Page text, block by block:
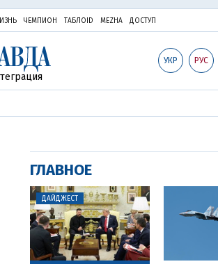
ЧЕМПИОН ТАБЛОID MEZHA ДОСТУП
УКР РУС
ГЛАВНОЕ
ДАЙДЖЕСТ